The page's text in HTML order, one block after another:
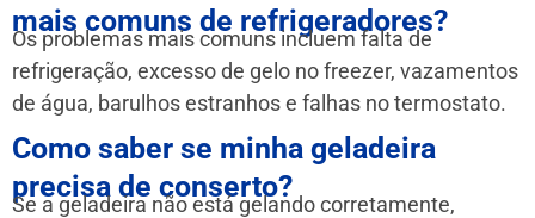
mais comuns de refrigeradores?
Os problemas mais comuns incluem falta de
refrigeração, excesso de gelo no freezer, vazamentos
de água, barulhos estranhos e falhas no termostato.
Como saber se minha geladeira
precisa de conserto?
Se a geladeira não está gelando corretamente,